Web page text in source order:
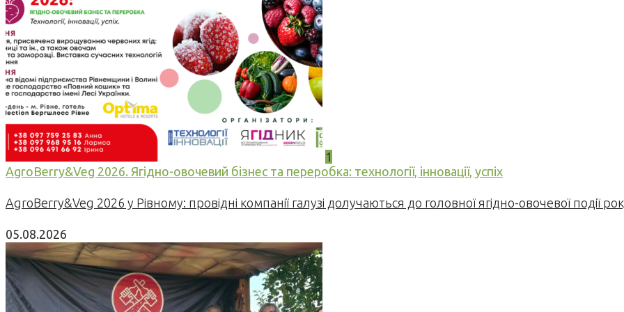
1
AgroBerry&Veg 2026. Ягідно-овочевий бізнес та переробка: технології, інновації, успіх
AgroBerry&Veg 2026 у Рівному: провідні компанії галузі долучаються до головної ягідно-овочевої події
05.08.2026